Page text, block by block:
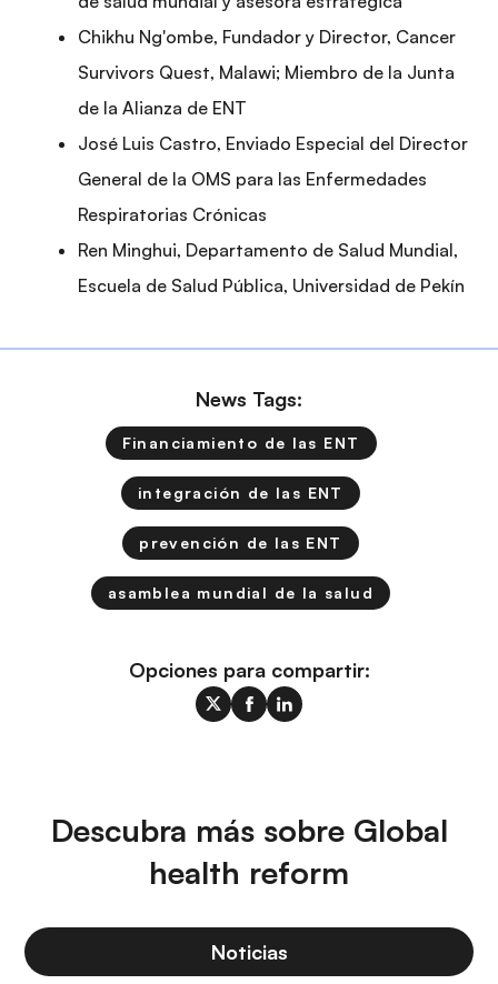
Chikhu Ng'ombe, Fundador y Director, Cancer
Survivors Quest, Malawi; Miembro de la Junta
de la Alianza de ENT
José Luis Castro, Enviado Especial del Director
General de la OMS para las Enfermedades
Respiratorias Crónicas
Ren Minghui, Departamento de Salud Mundial,
Escuela de Salud Pública, Universidad de Pekín
News Tags:
Financiamiento de las ENT
integración de las ENT
prevención de las ENT
asamblea mundial de la salud
Opciones para compartir:
Descubra más sobre Global
health reform
Noticias